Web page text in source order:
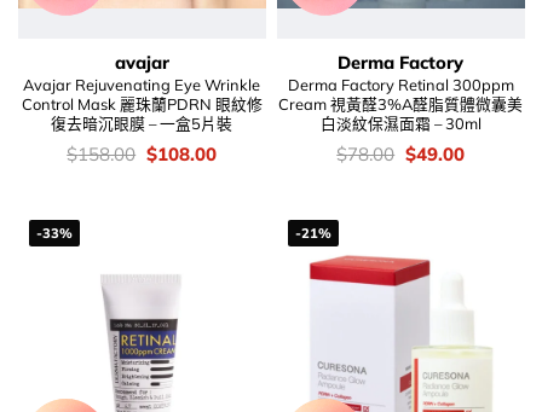
avajar
Avajar Rejuvenating Eye Wrinkle
Control Mask 麗珠蘭PDRN 眼紋修
復去暗沉眼膜 – 一盒5片裝
價
$158.00 Original
$108.00Current
Derma Factory
Derma Factory Retinal 300ppm
Cream 視黃醛3%A醛脂質體微囊美
白淡紋保濕面霜 – 30ml
價
$78.00 Original
$49.00Current
-33% -21%